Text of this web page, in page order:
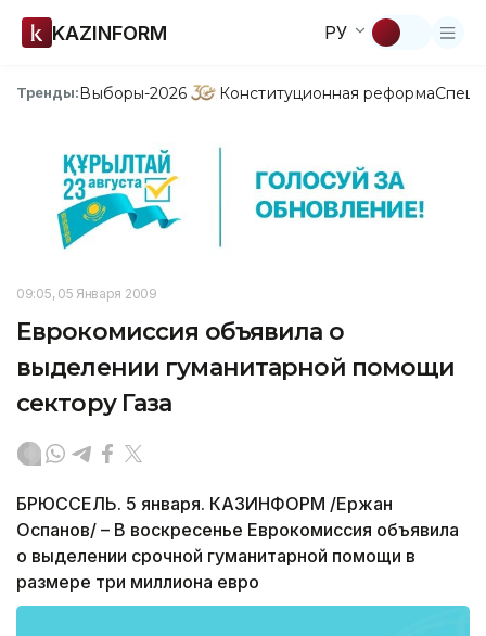
KAZINFORM РУ
Тренды:Выборы-2026 Конституционная реформа
09:05, 05 Января 2009
Еврокомиссия объявила о
выделении гуманитарной помощи
сектору Газа
БРЮССЕЛЬ. 5 января. КАЗИНФОРМ /Ержан
Оспанов/ – В воскресенье Еврокомиссия объявила
о выделении срочной гуманитарной помощи в
размере три миллиона евро